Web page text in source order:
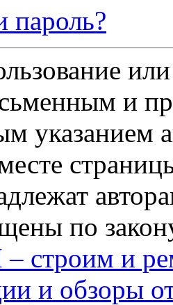
пароль?
и
указанием
по
и
и обзоры